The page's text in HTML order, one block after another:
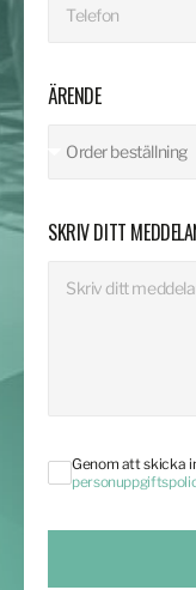
ÄRENDE
SKRIV DITT
Genom att skicka